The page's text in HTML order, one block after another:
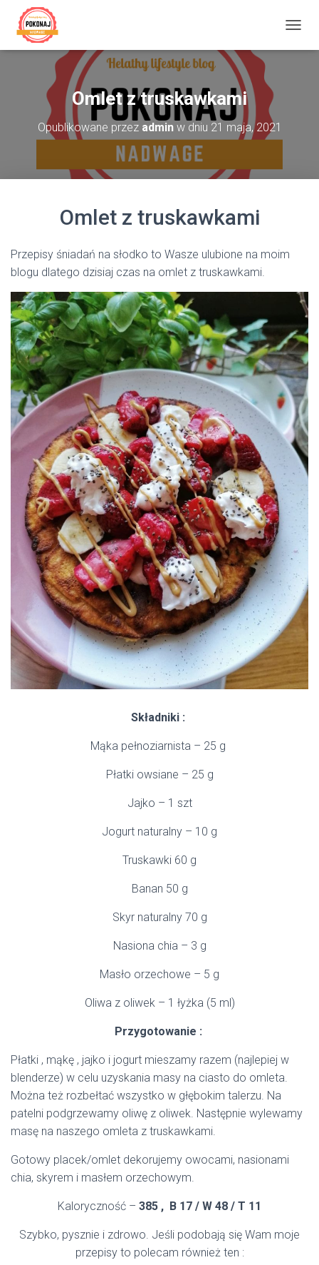
R
Omlet z truskawkami
Opublikowane przez adminw dniu 21 maja, 2021
Omlet z truskawkami
Przepisy śniadań na słodko to Wasze ulubione na moim
blogu dlatego dzisiaj czas na omlet z truskawkami.
Składniki :
Mąka pełnoziarnista – 25 g
Płatki owsiane – 25 g
Jajko – 1 szt
Jogurt naturalny – 10 g
Truskawki 60 g
Banan 50 g
Skyr naturalny 70 g
Nasiona chia – 3 g
Masło orzechowe – 5 g
Oliwa z oliwek – 1 łyżka (5 ml)
Przygotowanie :
Płatki , mąkę , jajko i jogurt mieszamy razem (najlepiej w
blenderze) w celu uzyskania masy na ciasto do omleta.
Można też rozbełtać wszystko w głębokim talerzu. Na
patelni podgrzewamy oliwę z oliwek. Następnie wylewamy
masę na naszego omleta z truskawkami.
Gotowy placek/omlet dekorujemy owocami, nasionami
chia, skyrem i masłem orzechowym.
Kaloryczność – 385 , B 17 / W 48 / T 11
Szybko, pysznie i zdrowo. Jeśli podobają się Wam moje
przepisy to polecam również ten :